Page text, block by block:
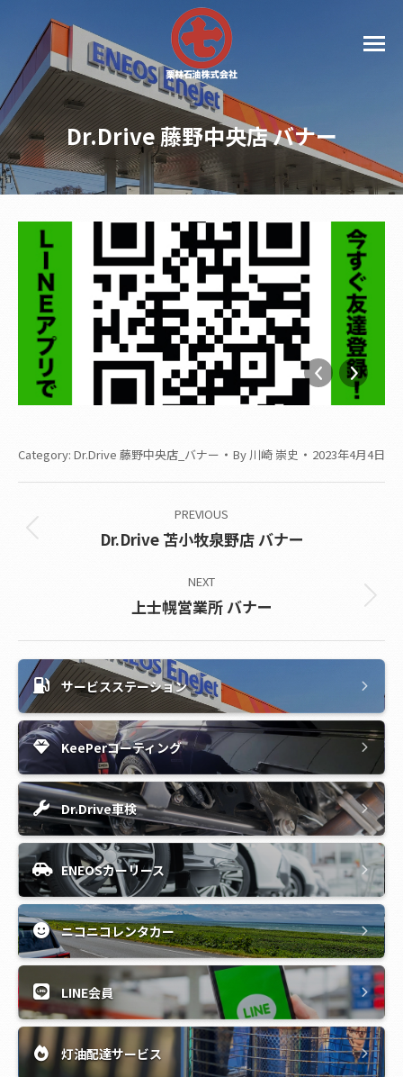
Dr.Drive 藤野中央店 バナー
Category: Dr.Drive 藤野中央店_バナー By 川崎 崇史 2023年4月4日
navigation
PREVIOUS
Previous
Dr.Drive 苫小牧泉野店 バナー
NEXT
Next
上士幌営業所 バナー
サービスステーション
KeePerコーティング
Dr.Drive車検
ENEOSカーリース
ニコニコレンタカー
LINE会員
灯油配達サービス